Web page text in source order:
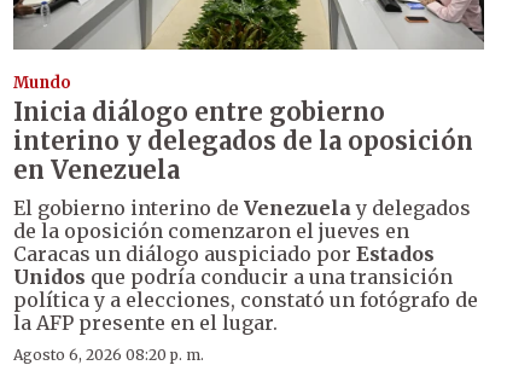
Mundo
Inicia diálogo entre gobierno
interino y delegados de la oposición
en Venezuela
El gobierno interino deVenezuela y delegados
de la oposición comenzaron el jueves en
Caracas un diálogo auspiciado porEstados
Unidos que podría conducir a una transición
política y a elecciones, constató un fotógrafo de
la AFP presente en el lugar.
Agosto 6, 2026 08:20 p. m.